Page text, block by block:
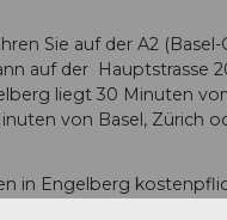
Sie auf der A2
auf der Hauptstrasse
liegt 30 Minuten
von Basel, Zürich
in Engelberg